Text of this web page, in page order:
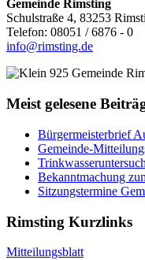
Gemeinde Rimsting
Schulstraße 4, 83253
Telefon: 08051 / 6876 - 0
info@rimsting.de
Meist gelesene
Bürgermeisterbrief
Gemeinde-
Bekanntmachung
Sitzungstermine
Rimsting Kurzlinks
Mitteilungsblatt